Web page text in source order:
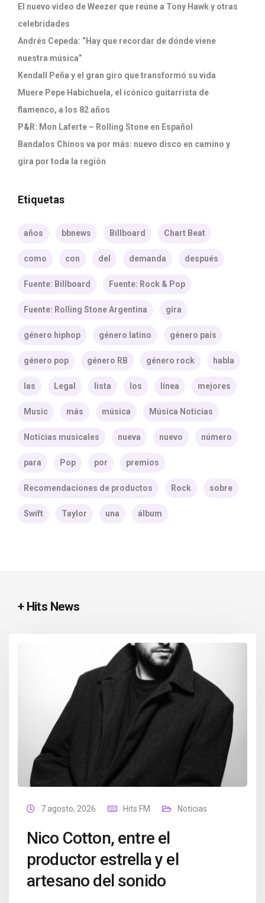
El nuevo video de Weezer que reúne a Tony Hawk y otras
celebridades
Andrés Cepeda: “Hay que recordar de dónde viene
nuestra música”
Kendall Peña y el gran giro que transformó su vida
Muere Pepe Habichuela, el icónico guitarrista de
flamenco, a los 82 años
P&R: Mon Laferte – Rolling Stone en Español
Bandalos Chinos va por más: nuevo disco en camino y
gira por toda la región
Etiquetas
años bbnews Billboard Chart Beat
como con del demanda después
Fuente: Billboard Fuente: Rock & Pop
Fuente: Rolling Stone Argentina gira
género hiphop género latino género país
género pop género RB género rock habla
las Legal lista los línea mejores
Music más música Música Noticias
Noticias musicales nueva nuevo número
para Pop por premios
Recomendaciones de productos Rock sobre
Swift Taylor una álbum
+ Hits News
7 agosto, 2026 Hits FM Noticias
Nico Cotton, entre el
productor estrella y el
artesano del sonido